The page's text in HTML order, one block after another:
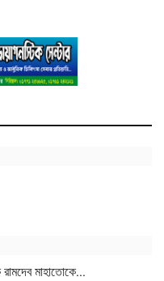
রামদেব মাহাতোকে...